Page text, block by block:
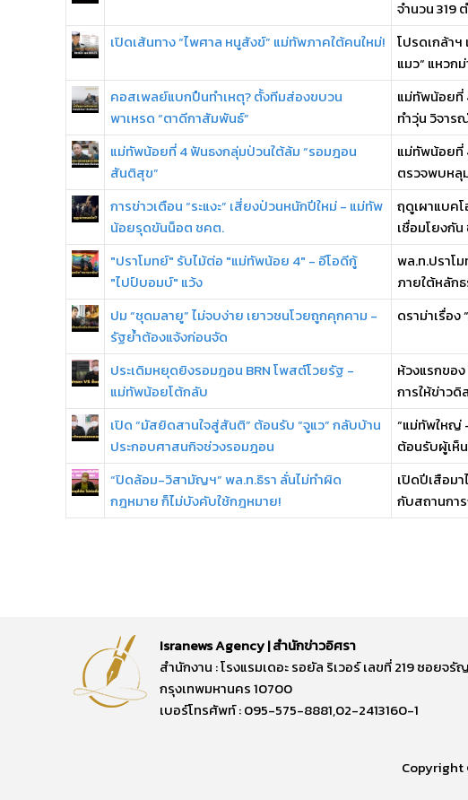
จำนวน 319
เปิดเส้นทาง “ไพศาล หนูสังข์” แม่ทัพภาคใต้คนใหม่!
โปรดเกล้า
แมว“ แหวก
คอสเพลย์แบกปืนทำเหตุ? ตั้งทีมส่องขบวน
พาเหรด “ตาดีกาสัมพันธ์”
แม่ทัพน้อยที่
ทำวุ่น วิจา
แม่ทัพน้อยที่ 4 ฟันธงกลุ่มป่วนใต้ล้ม “รอมฎอน
สันติสุข”
แม่ทัพน้อยที่
ตรวจพบหลุ
การข่าวเตือน “ระแงะ” เสี่ยงป่วนหนักปีใหม่ - แม่ทัพ
น้อยรุดขันน็อต ชคต.
ฤดูเผาแบคโ
เชื่อมโยงกั
"ปราโมทย์" รับไม้ต่อ "แม่ทัพน้อย 4" - อีโอดีกู้
"ไปป์บอมบ์" แว้ง
พล.ท.ปราโ
ภายใต้หลัก
ปม “ชุดมลายู” ไม่จบง่าย เยาวชนโวยถูกคุกคาม -
รัฐย้ำต้องแจ้งก่อนจัด
ดราม่าเรื่อ
ประเดิมหยุดยิงรอมฎอน BRN โพสต์โวยรัฐ -
แม่ทัพน้อยโต้กลับ
ห้วงแรกขอ
การให้ข่าว
เปิด “มัสยิดสานใจสู่สันติ” ต้อนรับ “จูแว” กลับบ้าน
ประกอบศาสนกิจช่วงรอมฎอน
“แม่ทัพใหญ่
ต้อนรับผู้เห็
“ปิดล้อม-วิสามัญฯ” พล.ท.ธิรา ลั่นไม่ทำผิด
กฎหมาย ก็ไม่บังคับใช้กฎหมาย!
เปิดปีเสือม
กับสถานกา
Isranews Agency | สำนักข่าวอิศรา
สำนักงาน : โรงแรมเดอะ รอยัล ริเวอร์ เลขที่ 219 ซอย
กรุงเทพมหานคร 10700
เบอร์โทรศัพท์ : 095-575-8881,02-2413160-1
Copyright